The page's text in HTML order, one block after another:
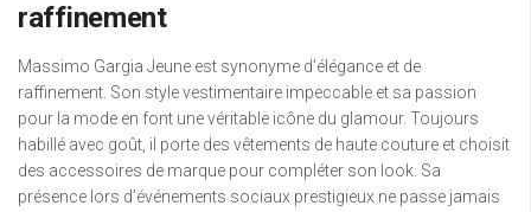
raffinement
Massimo Gargia Jeune est synonyme d’élégance et de
raffinement. Son style vestimentaire impeccable et sa passion
pour la mode en font une véritable icône du glamour. Toujours
habillé avec goût, il porte des vêtements de haute couture et choisit
des accessoires de marque pour compléter son look. Sa
présence lors d’événements sociaux prestigieux ne passe jamais